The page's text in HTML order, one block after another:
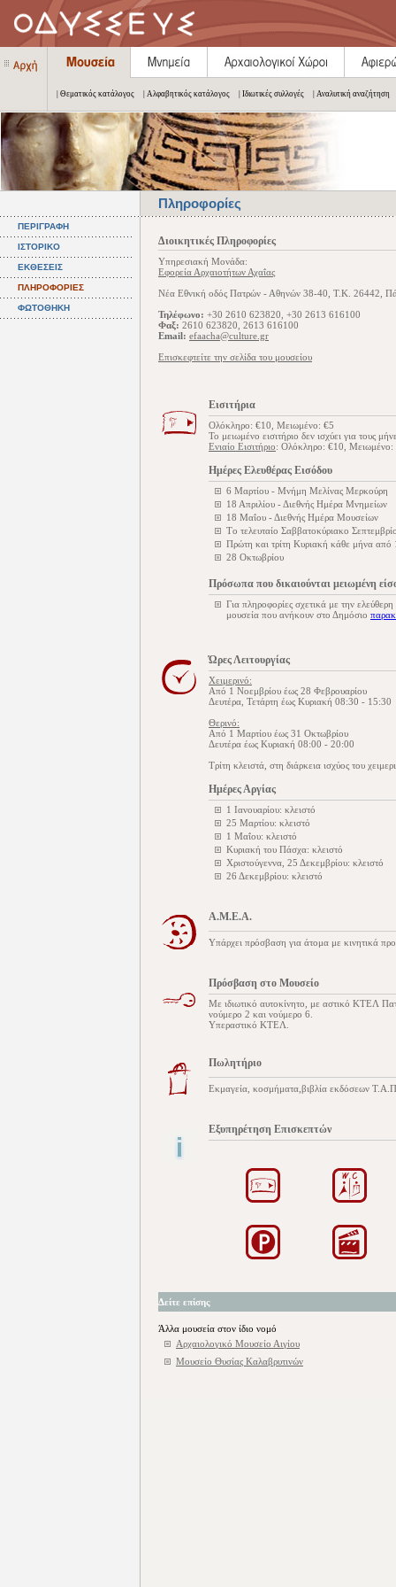
| Θεματικός κατάλογος | Αλφαβητικός κατάλογος | Ιδιωτικές συλλογές | Αναλυτική αναζήτηση
Πληροφορίες
ΠΕΡΙΓΡΑΦΗ
ΙΣΤΟΡΙΚΟ
ΕΚΘΕΣΕΙΣ
ΠΛΗΡΟΦΟΡΙΕΣ
ΦΩΤΟΘΗΚΗ
Διοικητικές Πληροφορίες
Υπηρεσιακή Μονάδα:
Εφορεία Αρχαιοτήτων Αχαΐας
Νέα Εθνική οδός Πατρών - Αθηνών 38-40, Τ.Κ. 26442,
Τηλέφωνο: +30 2610 623820, +30 2613 616100
Φαξ: 2610 623820, 2613 616100
Email: efaacha@culture.gr
Επισκεφτείτε την σελίδα του μουσείου
Εισιτήρια
Ολόκληρο: €10, Μειωμένο: €5
Το μειωμένο εισιτήριο δεν ισχύει για τους
Ενιαίο Εισιτήριο: Ολόκληρο: €10, Μειωμένο:
Ημέρες Ελευθέρας Εισόδου
6 Μαρτίου - Μνήμη Μελίνας Μερκούρη
18 Απριλίου - Διεθνής Ημέρα Μνημείων
18 Μαΐου - Διεθνής Ημέρα Μουσείων
Tο τελευταίο Σαββατοκύριακο
Πρώτη και τρίτη Κυριακή κάθε μήνα
28 Οκτωβρίου
Πρόσωπα που δικαιούνται μειωμένη
Για πληροφορίες σχετικά με την
μουσεία που ανήκουν στο Δημόσιο
Ώρες Λειτουργίας
Χειμερινό:
Από 1 Νοεμβρίου έως 28 Φεβρουαρίου
Δευτέρα, Τετάρτη έως Κυριακή 08:30 - 15:30
Θερινό:
Από 1 Μαρτίου έως 31 Οκτωβρίου
Δευτέρα έως Κυριακή 08:00 - 20:00
Tρίτη κλειστά, στη διάρκεια ισχύος του
Ημέρες Αργίας
1 Ιανουαρίου: κλειστό
25 Μαρτίου: κλειστό
1 Μαΐου: κλειστό
Κυριακή του Πάσχα: κλειστό
Χριστούγεννα, 25 Δεκεμβρίου: κλειστό
26 Δεκεμβρίου: κλειστό
Α.Μ.Ε.Α.
Υπάρχει πρόσβαση για άτομα με κινητικά
Πρόσβαση στο Μουσείο
Με ιδιωτικό αυτοκίνητο, με αστικό ΚΤΕΛ
νούμερο 2 και νούμερο 6.
Υπεραστικό ΚΤΕΛ.
Πωλητήριο
Εκμαγεία, κοσμήματα,βιβλία εκδόσεων
Εξυπηρέτηση Επισκεπτών
Δείτε επίσης
Άλλα μουσεία στον ίδιο νομό
Αρχαιολογικό Μουσείο Αιγίου
Μουσείο Θυσίας Καλαβρυτινών